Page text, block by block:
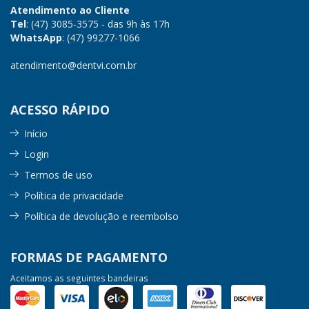
Atendimento ao Cliente
Tel: (47) 3085-3575 - das 9h às 17h
WhatsApp: (47) 99277-1066
atendimento@dentvi.com.br
ACESSO RÁPIDO
Início
Login
Termos de uso
Política de privacidade
Política de devolução e reembolso
FORMAS DE PAGAMENTO
Aceitamos as seguintes bandeiras